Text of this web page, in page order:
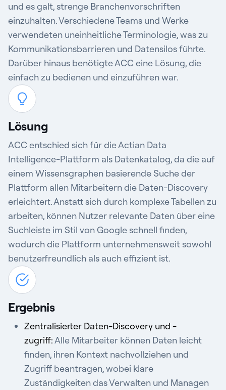
und es galt, strenge Branchenvorschriften
einzuhalten. Verschiedene Teams und Werke
verwendeten uneinheitliche Terminologie, was zu
Kommunikationsbarrieren und Datensilos führte.
Darüber hinaus benötigte ACC eine Lösung, die
einfach zu bedienen und einzuführen war.
Lösung
ACC entschied sich für die Actian Data
Intelligence-Plattform als Datenkatalog, da die auf
einem Wissensgraphen basierende Suche der
Plattform allen Mitarbeitern die Daten-Discovery
erleichtert. Anstatt sich durch komplexe Tabellen zu
arbeiten, können Nutzer relevante Daten über eine
Suchleiste im Stil von Google schnell finden,
wodurch die Plattform unternehmensweit sowohl
benutzerfreundlich als auch effizient ist.
Ergebnis
Zentralisierter Daten-Discovery und -
zugriff:Alle Mitarbeiter können Daten leicht
finden, ihren Kontext nachvollziehen und
Zugriff beantragen, wobei klare
Zuständigkeiten das Verwalten und Managen